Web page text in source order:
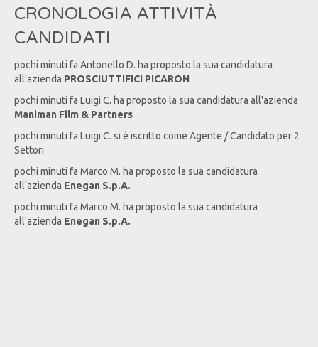
CRONOLOGIA ATTIVITÀ
CANDIDATI
pochi minuti fa Antonello D. ha proposto la sua candidatura
all'azienda PROSCIUTTIFICI PICARON
pochi minuti fa Luigi C. ha proposto la sua candidatura all'azienda
Maniman Film & Partners
pochi minuti fa Luigi C. si è iscritto come Agente / Candidato per 2
Settori
pochi minuti fa Marco M. ha proposto la sua candidatura
all'azienda Enegan S.p.A.
pochi minuti fa Marco M. ha proposto la sua candidatura
all'azienda Enegan S.p.A.